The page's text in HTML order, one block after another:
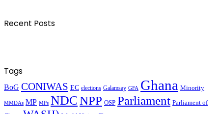
Recent Posts
Tags
BoG CONIWAS EC elections Galamsay GFA Ghana Minority
MMDAs MP MPs NDCNPP OSP Parliament Parliament of